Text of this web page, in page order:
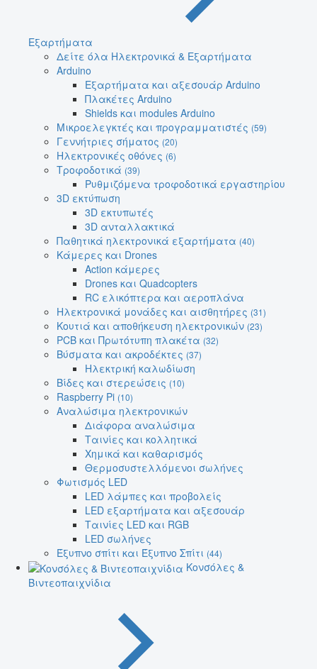
Εξαρτήματα
Δείτε όλα Ηλεκτρονικά & Εξαρτήματα
Arduino
Εξαρτήματα και αξεσουάρ Arduino
Πλακέτες Arduino
Shields και modules Arduino
Μικροελεγκτές και προγραμματιστές (59)
Γεννήτριες σήματος (20)
Ηλεκτρονικές οθόνες (6)
Τροφοδοτικά (39)
Ρυθμιζόμενα τροφοδοτικά εργαστηρίου
3D εκτύπωση
3D εκτυπωτές
3D ανταλλακτικά
Παθητικά ηλεκτρονικά εξαρτήματα (40)
Κάμερες και Drones
Action κάμερες
Drones και Quadcopters
RC ελικόπτερα και αεροπλάνα
Ηλεκτρονικά μονάδες και αισθητήρες (31)
Κουτιά και αποθήκευση ηλεκτρονικών (23)
PCB και Πρωτότυπη πλακέτα (32)
Βύσματα και ακροδέκτες (37)
Ηλεκτρική καλωδίωση
Βίδες και στερεώσεις (10)
Raspberry Pi (10)
Αναλώσιμα ηλεκτρονικών
Διάφορα αναλώσιμα
Ταινίες και κολλητικά
Χημικά και καθαρισμός
Θερμοσυστελλόμενοι σωλήνες
Φωτισμός LED
LED λάμπες και προβολείς
LED εξαρτήματα και αξεσουάρ
Ταινίες LED και RGB
LED σωλήνες
Έξυπνο σπίτι και Έξυπνο Σπίτι (44)
Κονσόλες &
Βιντεοπαιχνίδια